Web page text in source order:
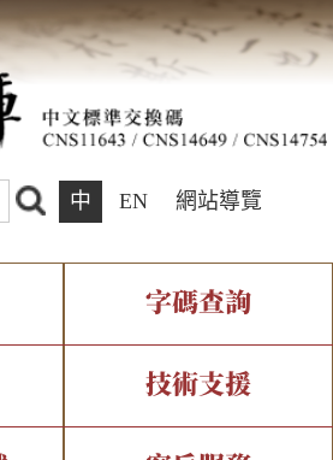
中 EN 網站導覽
全字庫現況
字碼查詢
部件查詢
技術支援